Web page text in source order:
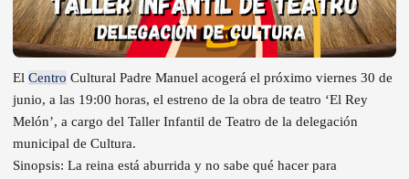
El Centro Cultural Padre Manuel acogerá el próximo viernes 30 de
junio, a las 19:00 horas, el estreno de la obra de teatro ‘El Rey
Melón’, a cargo del Taller Infantil de Teatro de la delegación
municipal de Cultura.
Sinopsis: La reina está aburrida y no sabe qué hacer para